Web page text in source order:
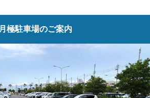
月極駐車場のご案内